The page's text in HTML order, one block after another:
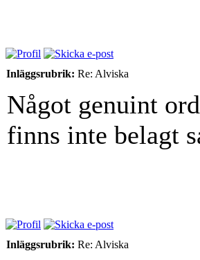
Inläggsrubrik: Re: Alviska
Något genuint
finns inte belagt
Inläggsrubrik: Re: Alviska